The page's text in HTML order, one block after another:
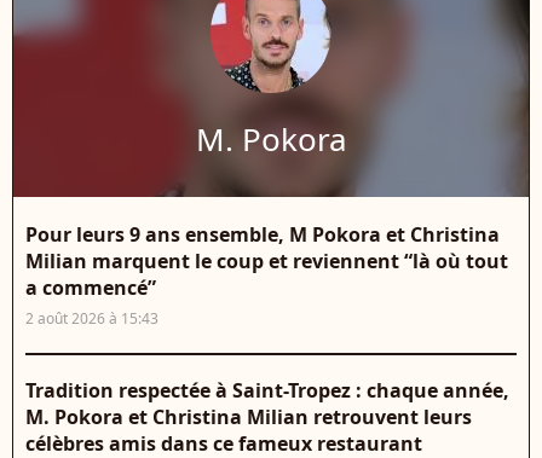
M. Pokora
Pour leurs 9 ans ensemble, M Pokora et Christina
Milian marquent le coup et reviennent “là où tout
a commencé”
2 août 2026 à 15:43
Tradition respectée à Saint-Tropez : chaque année,
M. Pokora et Christina Milian retrouvent leurs
célèbres amis dans ce fameux restaurant